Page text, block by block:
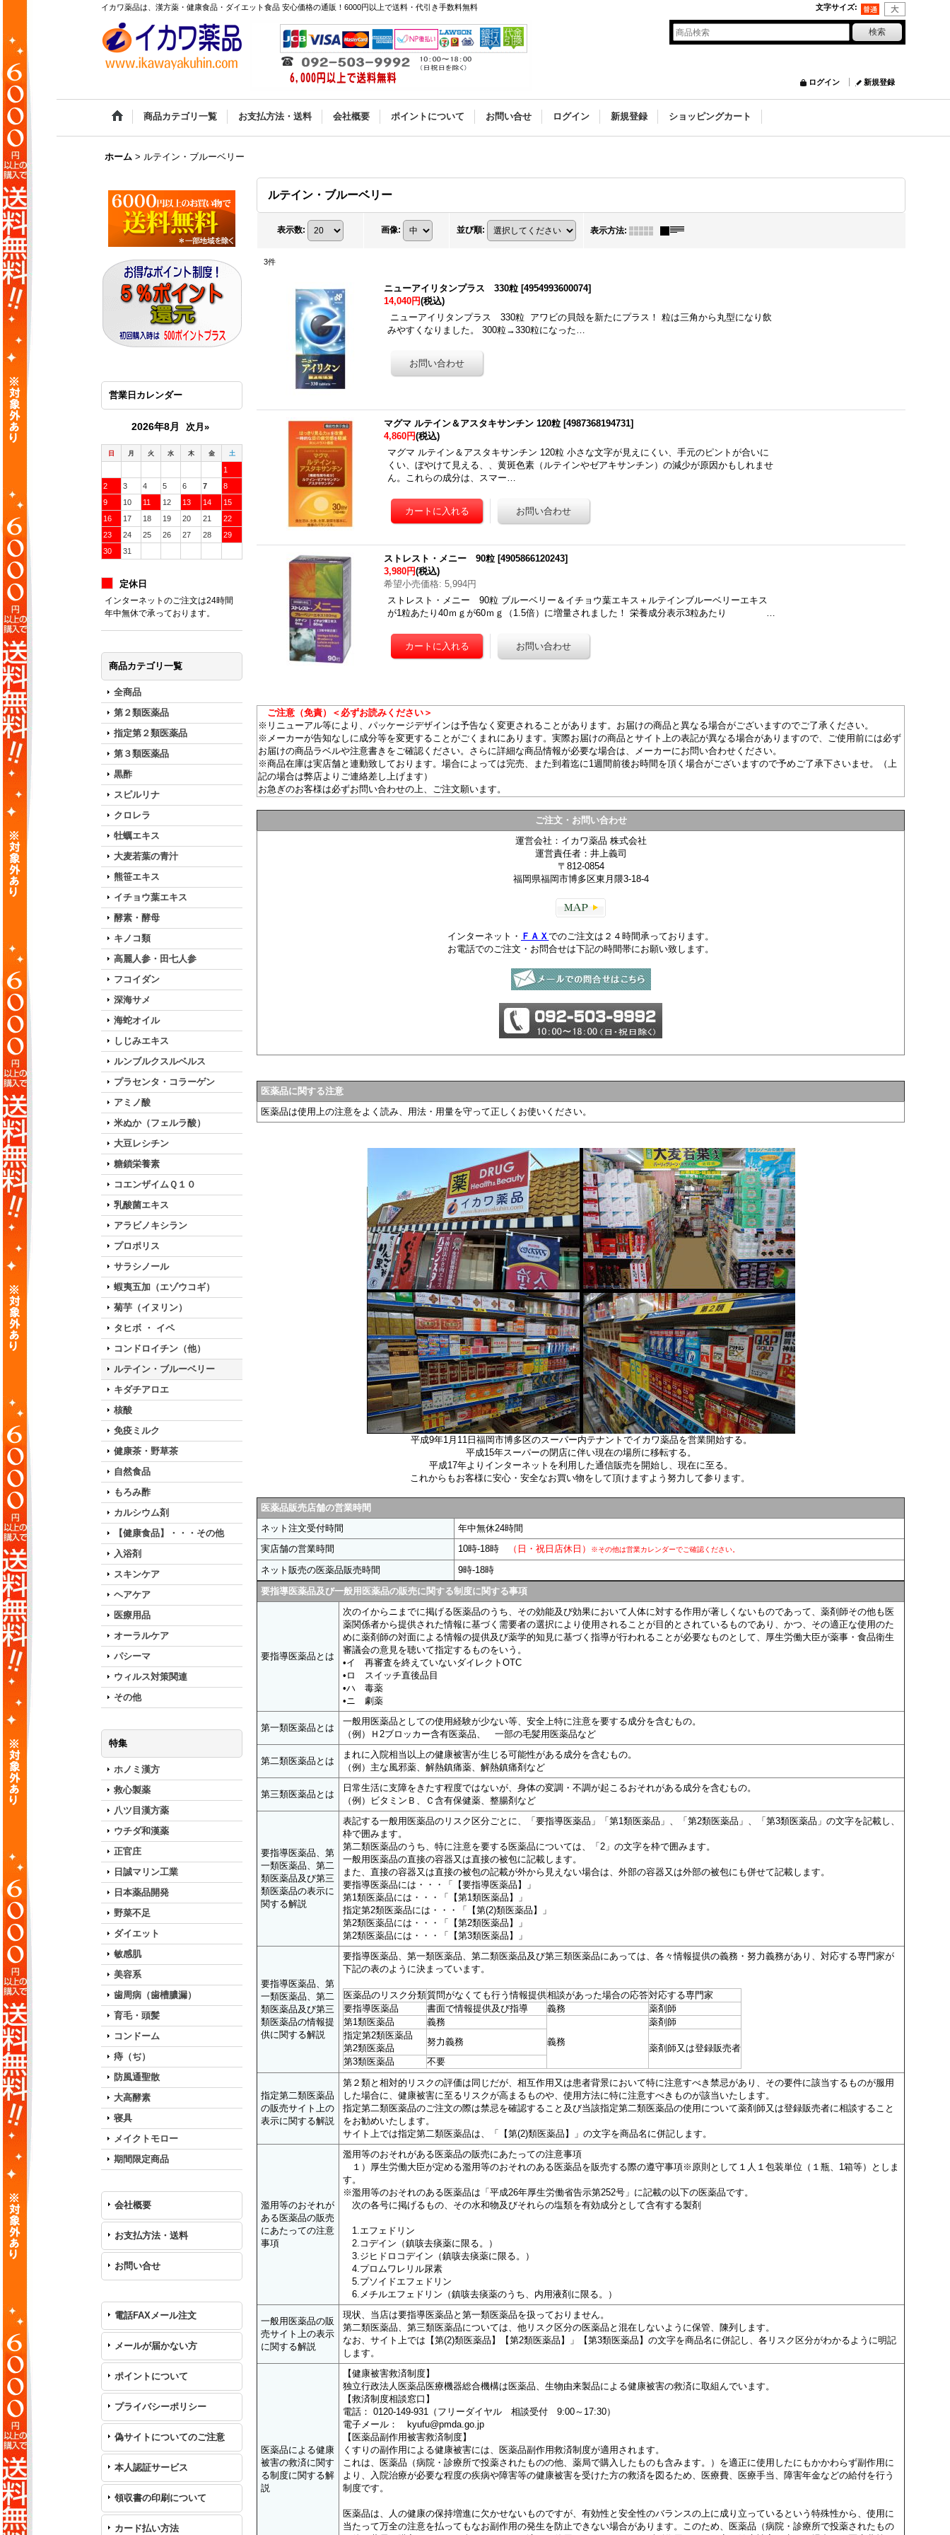
イカワ薬品は、漢方薬・健康食品・ダイエット食品 安心価格の通販！6000円以上で送料・代引き手数料無料 文字サイズ:
ログイン 新規登録
商品カテゴリ一覧 お支払方法・送料 会社概要 ポイントについて お問い合せ ログイン 新規登録 ショッピングカート
ホーム > ルテイン・ブルーベリー
営業日カレンダー
2026年8月 次月»
日 月 火 水 木 金 土
1
2
3 4 5 6 7
8
9
10 11 12 13 14
15
16
17 18 19 20 21
22
23
24 25 26 27 28
29
30
31
定休日
インターネットのご注文は24時間
年中無休で承っております。
商品カテゴリ一覧
全商品
第２類医薬品
指定第２類医薬品
第３類医薬品
黒酢
スピルリナ
クロレラ
牡蠣エキス
大麦若葉の青汁
熊笹エキス
イチョウ葉エキス
酵素・酵母
キノコ類
高麗人参・田七人参
フコイダン
深海サメ
海蛇オイル
しじみエキス
ルンブルクスルベルス
プラセンタ・コラーゲン
アミノ酸
米ぬか（フェルラ酸）
大豆レシチン
糖鎖栄養素
コエンザイムＱ１０
乳酸菌エキス
アラビノキシラン
プロポリス
サラシノール
蝦夷五加（エゾウコギ）
菊芋（イヌリン）
タヒボ ・ イペ
コンドロイチン（他）
ルテイン・ブルーベリー
キダチアロエ
核酸
免疫ミルク
健康茶・野草茶
自然食品
もろみ酢
カルシウム剤
【健康食品】・・・その他
入浴剤
スキンケア
ヘアケア
医療用品
オーラルケア
パシーマ
ウィルス対策関連
その他
特集
ホノミ漢方
救心製薬
八ツ目漢方薬
ウチダ和漢薬
正官庄
日誠マリン工業
日本薬品開発
野菜不足
ダイエット
敏感肌
美容系
歯周病（歯槽膿漏）
育毛・頭髪
コンドーム
痔（ぢ）
防風通聖散
大高酵素
寝具
メイクトモロー
期間限定商品
会社概要
お支払方法・送料
お問い合せ
電話FAXメール注文
メールが届かない方
ポイントについて
プライバシーポリシー
偽サイトについてのご注意
本人認証サービス
領収書の印刷について
カード払い方法
ルテイン・ブルーベリー
表示数: 画像: 並び順: 表示方法:
3件
ニューアイリタンプラス 330粒 [4954993600074]
14,040円(税込)
ニューアイリタンプラス 330粒 アワビの貝殻を新たにプラス！ 粒は三角から丸型になり飲
みやすくなりました。 300粒→330粒になった…
マグマ ルテイン＆アスタキサンチン 120粒 [4987368194731]
4,860円(税込)
マグマ ルテイン＆アスタキサンチン 120粒 小さな文字が見えにくい、手元のピントが合いに
くい、ぼやけて見える、、黄斑色素（ルテインやゼアキサンチン）の減少が原因かもしれませ
ん。これらの成分は、スマー…
ストレスト・メニー 90粒 [4905866120243]
3,980円(税込)
希望小売価格: 5,994円
ストレスト・メニー 90粒 ブルーベリー＆イチョウ葉エキス＋ルテインブルーベリーエキス
が1粒あたり40ｍｇが60ｍｇ（1.5倍）に増量されました！ 栄養成分表示3粒あたり …
ご注意（免責）＜必ずお読みください＞
※リニューアル等により、パッケージデザインは予告なく変更されることがあります。お届けの商品と異なる場合がございますのでご了承ください。
※メーカーが告知なしに成分等を変更することがごくまれにあります。実際お届けの商品とサイト上の表記が異なる場合がありますので、ご使用前には必ず
お届けの商品ラベルや注意書きをご確認ください。さらに詳細な商品情報が必要な場合は、メーカーにお問い合わせください。
※商品在庫は実店舗と連動致しております。場合によっては完売、また到着迄に1週間前後お時間を頂く場合がございますので予めご了承下さいませ。（上
記の場合は弊店よりご連絡差し上げます）
お急ぎのお客様は必ずお問い合わせの上、ご注文願います。
ご注文・お問い合わせ
運営会社：イカワ薬品 株式会社
運営責任者：井上義司
〒812-0854
福岡県福岡市博多区東月隈3-18-4
インターネット・ ＦＡＸでのご注文は２４時間承っております。
お電話でのご注文・お問合せは下記の時間帯にお願い致します。
医薬品に関する注意
医薬品は使用上の注意をよく読み、用法・用量を守って正しくお使いください。
平成9年1月11日福岡市博多区のスーパー内テナントでイカワ薬品を営業開始する。
平成15年スーパーの閉店に伴い現在の場所に移転する。
平成17年よりインターネットを利用した通信販売を開始し、現在に至る。
これからもお客様に安心・安全なお買い物をして頂けますよう努力して参ります。
医薬品販売店舗の営業時間
ネット注文受付時間
年中無休24時間
実店舗の営業時間
10時-18時 （日・祝日店休日） ※その他は営業カレンダーでご確認ください。
ネット販売の医薬品販売時間
9時-18時
要指導医薬品及び一般用医薬品の販売に関する制度に関する事項
要指導医薬品とは
次のイからニまでに掲げる医薬品のうち、その効能及び効果において人体に対する作用が著しくないものであって、薬剤師その他も医
薬関係者から提供された情報に基づく需要者の選択により使用されることが目的とされているものであり、かつ、その適正な使用のた
めに薬剤師の対面による情報の提供及び薬学的知見に基づく指導が行われることが必要なものとして、厚生労働大臣が薬事・食品衛生
審議会の意見を聴いて指定するものをいう。
•イ 再審査を終えていないダイレクトOTC
•ロ スイッチ直後品目
•ハ 毒薬
•ニ 劇薬
第一類医薬品とは
一般用医薬品としての使用経験が少ない等、安全上特に注意を要する成分を含むもの。
（例）Ｈ2ブロッカー含有医薬品、 一部の毛髪用医薬品など
第二類医薬品とは
まれに入院相当以上の健康被害が生じる可能性がある成分を含むもの。
（例）主な風邪薬、解熱鎮痛薬、解熱鎮痛剤など
第三類医薬品とは
日常生活に支障をきたす程度ではないが、身体の変調・不調が起こるおそれがある成分を含むもの。
（例）ビタミンＢ、Ｃ含有保健薬、整腸剤など
要指導医薬品、第
一類医薬品、第二
類医薬品及び第三
類医薬品の表示に
関する解説
表記する一般用医薬品のリスク区分ごとに、「要指導医薬品」「第1類医薬品」、「第2類医薬品」、「第3類医薬品」の文字を記載し、
枠で囲みます。
第二類医薬品のうち、特に注意を要する医薬品については、「2」の文字を枠で囲みます。
一般用医薬品の直接の容器又は直接の被包に記載します。
また、直接の容器又は直接の被包の記載が外から見えない場合は、外部の容器又は外部の被包にも併せて記載します。
要指導医薬品には・・・「【要指導医薬品】」
第1類医薬品には・・・「【第1類医薬品】」
指定第2類医薬品には・・・「【第(2)類医薬品】」
第2類医薬品には・・・「【第2類医薬品】」
第2類医薬品には・・・「【第3類医薬品】」
要指導医薬品、第
一類医薬品、第二
類医薬品及び第三
類医薬品の情報提
供に関する解説
要指導医薬品、第一類医薬品、第二類医薬品及び第三類医薬品にあっては、各々情報提供の義務・努力義務があり、対応する専門家が
下記の表のように決まっています。
医薬品のリスク分類質問がなくても行う情報提供相談があった場合の応答対応する専門家
要指導医薬品
書面で情報提供及び指導 義務
薬剤師
第1類医薬品
義務
義務
薬剤師
指定第2類医薬品
第2類医薬品
努力義務
薬剤師又は登録販売者
第3類医薬品
不要
指定第二類医薬品
の販売サイト上の
表示に関する解説
第２類と相対的リスクの評価は同じだが、相互作用又は患者背景において特に注意すべき禁忌があり、その要件に該当するものが服用
した場合に、健康被害に至るリスクが高まるものや、使用方法に特に注意すべきものが該当いたします。
指定第二類医薬品のご注文の際は禁忌を確認すること及び当該指定第二類医薬品の使用について薬剤師又は登録販売者に相談すること
をお勧めいたします。
サイト上では指定第二類医薬品は、「【第(2)類医薬品】」の文字を商品名に併記します。
濫用等のおそれが
ある医薬品の販売
にあたっての注意
事項
濫用等のおそれがある医薬品の販売にあたっての注意事項
１）厚生労働大臣が定める濫用等のおそれのある医薬品を販売する際の遵守事項※原則として１人１包装単位（１瓶、1箱等）としま
す。
※濫用等のおそれのある医薬品は「平成26年厚生労働省告示第252号」に記載の以下の医薬品です。
次の各号に掲げるもの、その水和物及びそれらの塩類を有効成分として含有する製剤
1.エフェドリン
2.コデイン（鎮咳去痰薬に限る。）
3.ジヒドロコデイン（鎮咳去痰薬に限る。）
4.プロムワレリル尿素
5.プソイドエフェドリン
6.メチルエフェドリン（鎮咳去痰薬のうち、内用液剤に限る。）
一般用医薬品の販
売サイト上の表示
に関する解説
現状、当店は要指導医薬品と第一類医薬品を扱っておりません。
第二類医薬品、第三類医薬品については、他リスク区分の医薬品と混在しないように保管、陳列します。
なお、サイト上では【第(2)類医薬品】【第2類医薬品】」【第3類医薬品】の文字を商品名に併記し、各リスク区分がわかるように明記
します。
医薬品による健康
被害の救済に関す
る制度に関する解
説
【健康被害救済制度】
独立行政法人医薬品医療機器総合機構は医薬品、生物由来製品による健康被害の救済に取組んでいます。
【救済制度相談窓口】
電話： 0120-149-931（フリーダイヤル 相談受付 9:00～17:30）
電子メール： kyufu@pmda.go.jp
【医薬品副作用被害救済制度】
くすりの副作用による健康被害には、医薬品副作用救済制度が適用されます。
これは、医薬品（病院・診療所で投薬されたものの他、薬局で購入したものも含みます。）を適正に使用したにもかかわらず副作用に
より、入院治療が必要な程度の疾病や障害等の健康被害を受けた方の救済を図るため、医療費、医療手当、障害年金などの給付を行う
制度です。
医薬品は、人の健康の保持増進に欠かせないものですが、有効性と安全性のバランスの上に成り立っているという特殊性から、使用に
当たって万全の注意を払ってもなお副作用の発生を防止できない場合があります。このため、医薬品（病院・診療所で投薬されたもの